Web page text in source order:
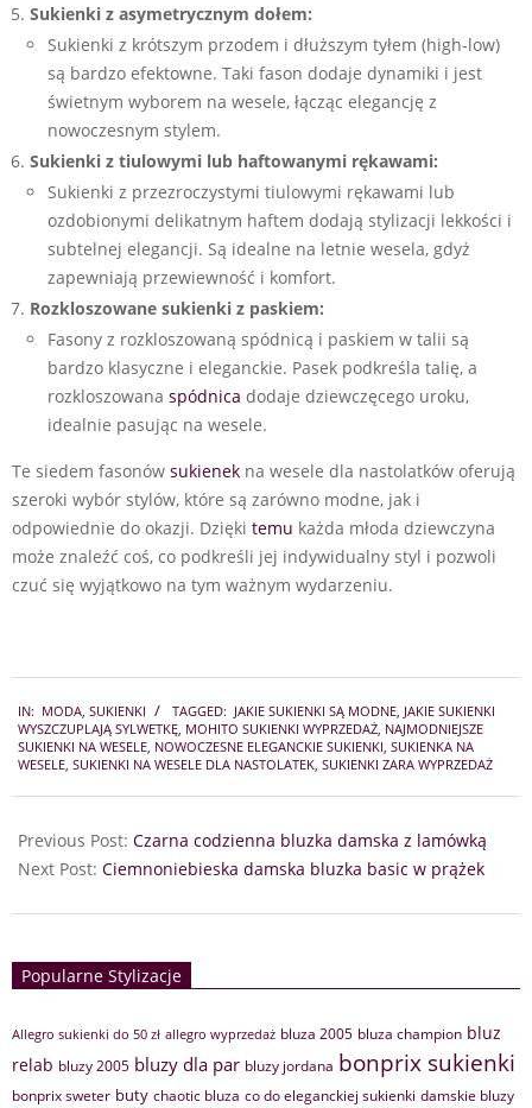
Sukienki z asymetrycznym dołem:
Sukienki z krótszym przodem i dłuższym tyłem (high-low)
są bardzo efektowne. Taki fason dodaje dynamiki i jest
świetnym wyborem na wesele, łącząc elegancję z
nowoczesnym stylem.
Sukienki z tiulowymi lub haftowanymi rękawami:
Sukienki z przezroczystymi tiulowymi rękawami lub
ozdobionymi delikatnym haftem dodają stylizacji lekkości i
subtelnej elegancji. Są idealne na letnie wesela, gdyż
zapewniają przewiewność i komfort.
Rozkloszowane sukienki z paskiem:
Fasony z rozkloszowaną spódnicą i paskiem w talii są
bardzo klasyczne i eleganckie. Pasek podkreśla talię, a
rozkloszowana spódnica dodaje dziewczęcego uroku,
idealnie pasując na wesele.
Te siedem fasonów sukienek na wesele dla nastolatków oferują
szeroki wybór stylów, które są zarówno modne, jak i
odpowiednie do okazji. Dzięki temu każda młoda dziewczyna
może znaleźć coś, co podkreśli jej indywidualny styl i pozwoli
czuć się wyjątkowo na tym ważnym wydarzeniu.
06-
30
IN: MODA SUKIENKI TAGGED: JAKIE SUKIENKI SĄ MODNE JAKIE SUKIENKI
WYSZCZUPLAJĄ SYLWETKĘ MOHITO SUKIENKI WYPRZEDAŻ NAJMODNIEJSZE
SUKIENKI NA WESELE NOWOCZESNE ELEGANCKIE SUKIENKI SUKIENKA NA
WESELE SUKIENKI NA WESELE DLA NASTOLATEK SUKIENKI ZARA WYPRZEDAŻ
Previous Post: Czarna codzienna bluzka damska z lamówką
Next Post: Ciemnoniebieska damska bluzka basic w prążek
Popularne Stylizacje
Allegro sukienki do 50 zł allegro wyprzedaż bluza 2005 bluza champion bluz
relab bluzy 2005 bluzy dla par bluzy jordana bonprix sukienki
bonprix sweter buty chaotic bluza co do eleganckiej sukienki damskie bluzy